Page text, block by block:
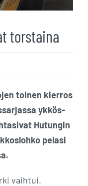
torstaina
toinen kierros
ykkös-
Hutungin
pelasi
vaihtui.